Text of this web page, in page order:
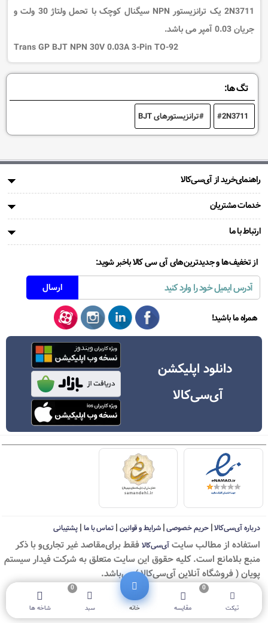
2N3711 یک ترانزیستور NPN سیگنال کوچک با تحمل ولتاژ 30 ولت و
جریان 0.03 آمپر می باشد.
Trans GP BJT NPN 30V 0.03A 3-Pin TO-92
تگ ها:
2N3711 ترانزیستورهای BJT
راهنمای‌خرید از آی‌سی‌کالا
خدمات مشتریان
ارتباط با ما
از تخفیف‌ها و جدیدترین‌های آی سی کالا باخبر شوید:
همراه ما باشید!
دانلود اپلیکشن
آی‌سی‌کالا
درباره آی‌سی‌کالا|حریم خصوصی|شرایط و قوانین | تماس با ما| پشتیبانی
استفاده از مطالب سايت آی‌سی‌کالا فقط برای‌مقاصد غیر تجاری‌و با ذکر
منبع بلامانع است. کليه حقوق اين سايت متعلق به شرکت فیدار سیستم
پویان ( فروشگاه آنلاین آی‌سی‌کالا ) می‌باشد.
تیکت مقایسه
0
خانه سبد
0
شاخه ها